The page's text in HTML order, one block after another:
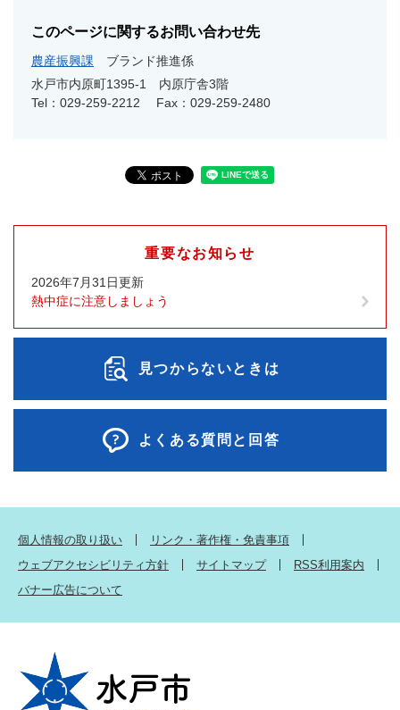
このページに関するお問い合わせ先
農産振興課
ブランド推進係
水戸市内原町1395-1 内原庁舎3階
Tel：029-259-2212
Fax：029-259-2480
重要なお知らせ
2026年7月31日更新
熱中症に注意しましょう
見つからないときは
よくある質問と回答
個人情報の取り扱い
リンク・著作権・免責事項
ウェブアクセシビリティ方針
サイトマップ
RSS利用案内
バナー広告について